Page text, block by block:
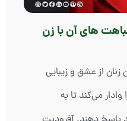
های آن با زن
از عشق و زیبایی
می‌کند تا به